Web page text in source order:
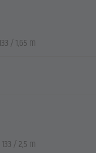
/ 1,65 m
/ 2,5 m